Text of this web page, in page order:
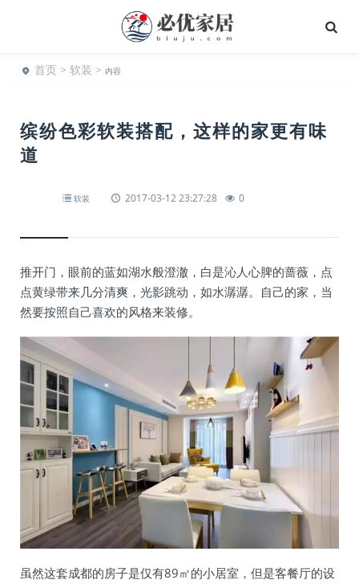
首页 > 软装 > 内容
缤纷色彩软装搭配，这样的家更有味
道
软装 2017-03-12 23:27:28 0
推开门，眼前的蓝如湖水般澄澈，白是沁人心脾的蔷薇，点
点黄绿带来几分清爽，光影跳动，如水潺潺。自己的家，当
然要按照自己喜欢的风格来装修。
虽然这套成都的房子是仅有89㎡的小居室，但是客餐厅的设